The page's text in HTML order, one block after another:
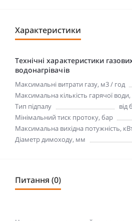
Характеристики
Технічні характеристики
водонагрівачів
Максимальні витрати газу, м3 / год
Максимальна кількість гарячої
Тип підпалу
від
Мінімальний тиск протоку, бар
Максимальна вихідна потужність,
Діаметр димоходу, мм
Питання (0)